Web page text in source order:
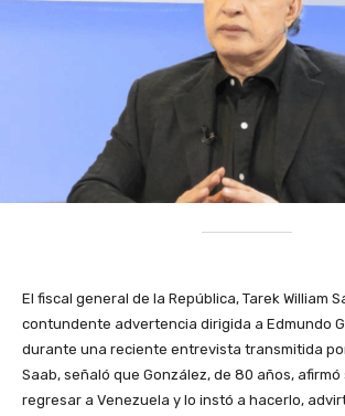
El fiscal general de la República, Tarek William
contundente advertencia dirigida a Edmundo
durante una reciente entrevista transmitida
Saab, señaló que González, de 80 años,
regresar a Venezuela y lo instó a hacerlo,